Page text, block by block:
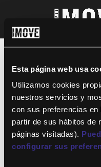
Esta página web usa
Utilizamos cookies
nuestros servicios y
con sus preferencias en
partir de sus hábitos de
páginas visitadas).
configurar sus
¡Para disfrutar
así podrás